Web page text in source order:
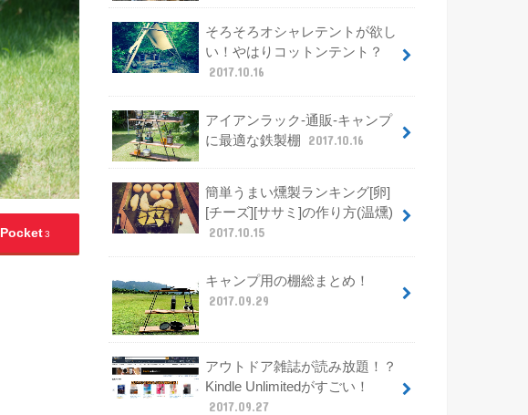
Pocket3
そろそろオシャレテントが欲し
い！やはりコットンテント？
2017.10.16
アイアンラック-通販-キャンプ
に最適な鉄製棚
2017.10.16
簡単うまい燻製ランキング[卵]
[チーズ][ササミ]の作り方(温燻)
2017.10.15
キャンプ用の棚総まとめ！
2017.09.29
アウトドア雑誌が読み放題！？
Kindle Unlimitedがすごい！
2017.09.27